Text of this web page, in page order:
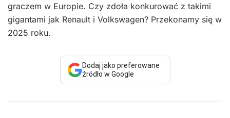
graczem w Europie. Czy zdoła konkurować z takimi
gigantami jak Renault i Volkswagen? Przekonamy się w
2025 roku.
Dodaj jako preferowane
źródło w Google